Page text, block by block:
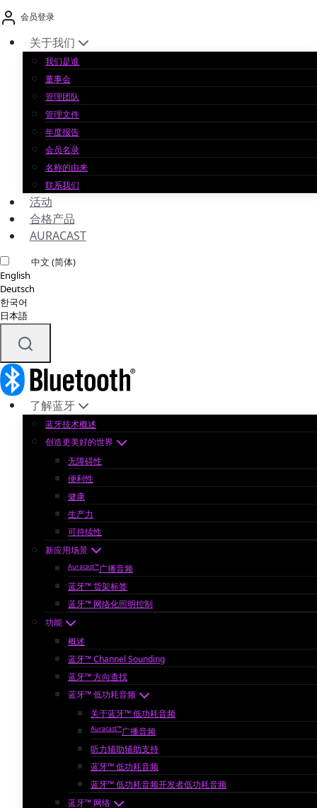
跳
至
内
会员登录
关于我们
我们是谁
董事会
管理团队
管理文件
年度报告
会员名录
名称的由来
联系我们
活动
合格产品
AURACAST
中文 (简体)
English
Deutsch
한국어
日本語
了解蓝牙
蓝牙技术概述
创造更美好的世界
无障碍性
便利性
健康
生产力
可持续性
新应用场景
Auracast™广播音频
蓝牙™ 货架标签
蓝牙™ 网络化照明控制
功能
概述
蓝牙™ Channel Sounding
蓝牙™ 方向查找
蓝牙™ 低功耗音频
关于蓝牙™ 低功耗音频
Auracast™广播音频
听力辅助辅助支持
蓝牙™ 低功耗音频
蓝牙™ 低功耗音频开发者低功耗音频
蓝牙™ 网络